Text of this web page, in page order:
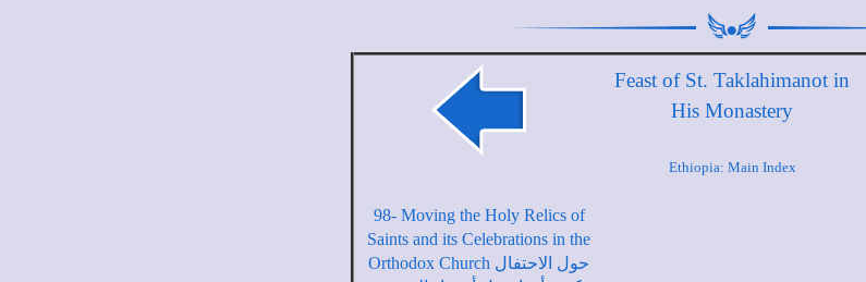
98- Moving the Holy Relics of
Saints and its Celebrations in the
Orthodox Church حول الاحتفال
Feast of St. Taklahimanot in
His Monastery
Ethiopia: Main Index